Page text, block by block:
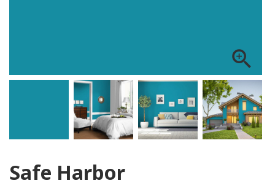
zoom_in
Safe Harbor